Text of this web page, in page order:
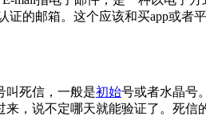
的邮箱。这个应该和买app或
叫死信，一般是初始号或者水晶号
，说不定哪天就能验证了。死